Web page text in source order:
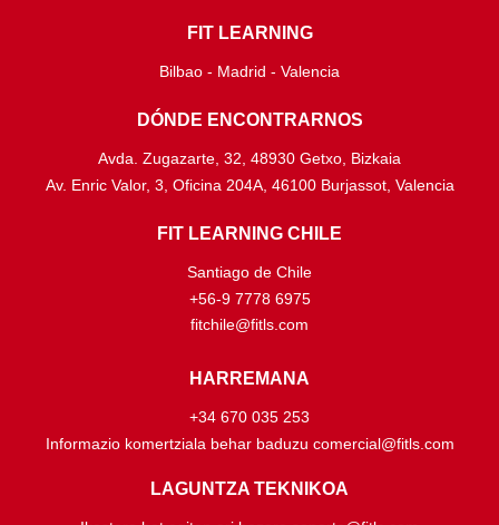
FIT LEARNING
Bilbao - Madrid - Valencia
DÓNDE ENCONTRARNOS
Avda. Zugazarte, 32, 48930 Getxo, Bizkaia
Av. Enric Valor, 3, Oficina 204A, 46100 Burjassot, Valencia
FIT LEARNING CHILE
Santiago de Chile
+56-9 7778 6975
fitchile@fitls.com
HARREMANA
+34 670 035 253
Informazio komertziala behar baduzu comercial@fitls.com
LAGUNTZA TEKNIKOA